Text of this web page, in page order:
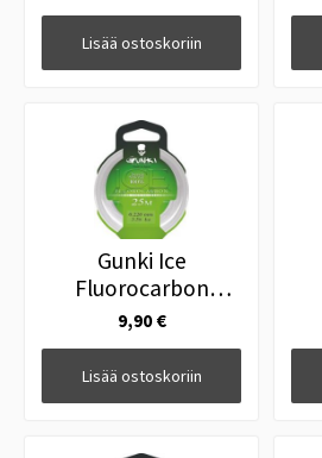
Lisää ostoskoriin
Gunki Ice
Fluorocarbon
0.41mm 11,48kg
25m
9,90 €
Lisää ostoskoriin